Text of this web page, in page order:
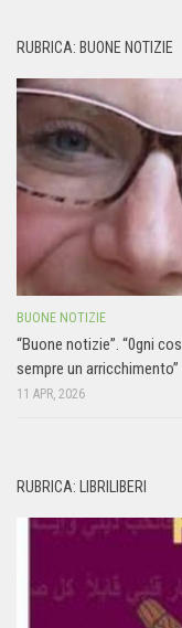
RUBRICA: BUONE NOTIZIE
BUONE NOTIZIE
“Buone notizie”. “0gni
sempre un arricchimento”
11 APR, 2026
RUBRICA: LIBRILIBERI